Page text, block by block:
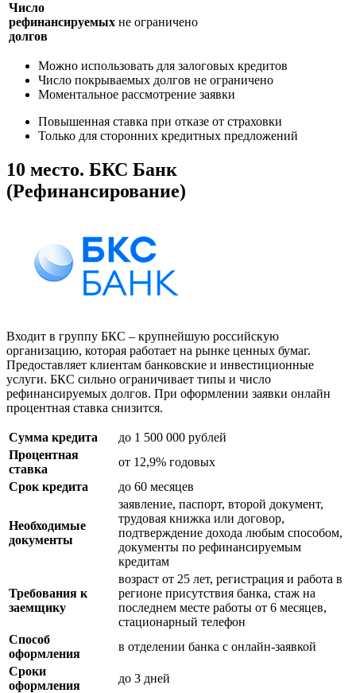
Число
рефинансируемых
долгов
не ограничено
Можно использовать для залоговых кредитов
Число покрываемых долгов не ограничено
Моментальное рассмотрение заявки
Повышенная ставка при отказе от страховки
Только для сторонних кредитных предложений
10 место. БКС Банк
(Рефинансирование)
Входит в группу БКС – крупнейшую российскую
организацию, которая работает на рынке ценных бумаг.
Предоставляет клиентам банковские и инвестиционные
услуги. БКС сильно ограничивает типы и число
рефинансируемых долгов. При оформлении заявки онлайн
процентная ставка снизится.
Сумма кредита
до 1 500 000 рублей
Процентная
ставка
от 12,9% годовых
Срок кредита
до 60 месяцев
Необходимые
документы
заявление, паспорт, второй документ,
трудовая книжка или договор,
подтверждение дохода любым способом,
документы по рефинансируемым
кредитам
Требования к
заемщику
возраст от 25 лет, регистрация и работа в
регионе присутствия банка, стаж на
последнем месте работы от 6 месяцев,
стационарный телефон
Способ
оформления
в отделении банка с онлайн-заявкой
Сроки
оформления
до 3 дней